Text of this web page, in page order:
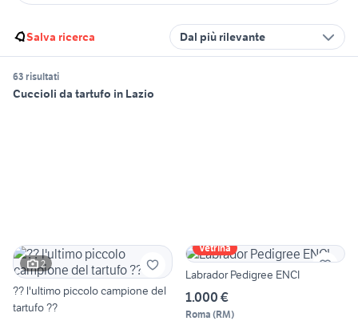
Salva ricerca Dal più rilevante
63 risultati
Cuccioli da tartufo in Lazio
2
?? l'ultimo piccolo campione del
tartufo ??
Vetrina
Labrador Pedigree ENCI
1.000 €
Roma (RM)